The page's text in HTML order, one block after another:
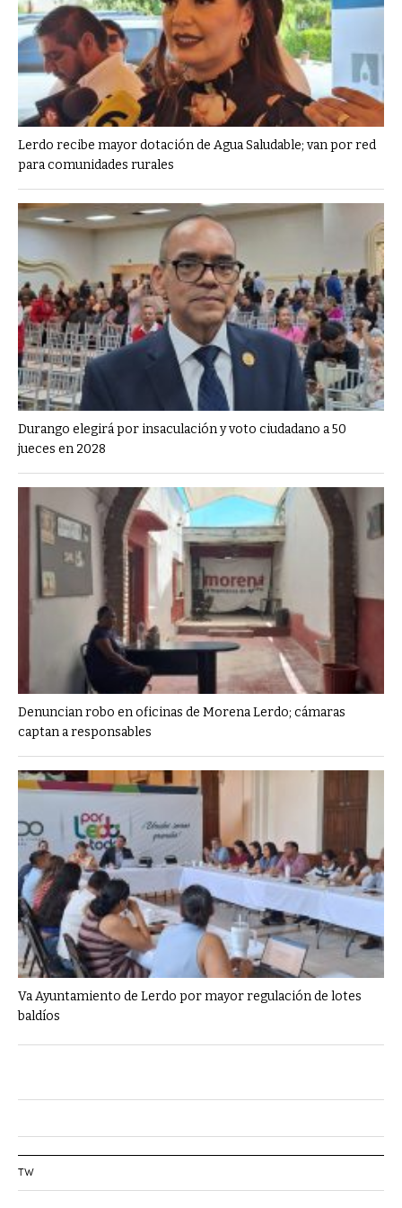
Lerdo recibe mayor dotación de Agua Saludable; van por red
para comunidades rurales
Durango elegirá por insaculación y voto ciudadano a 50
jueces en 2028
Denuncian robo en oficinas de Morena Lerdo; cámaras
captan a responsables
Va Ayuntamiento de Lerdo por mayor regulación de lotes
baldíos
TW